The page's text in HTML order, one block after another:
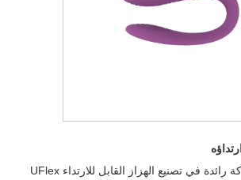
CNT Toys هي شركة رائدة في تصنيع الهزاز القابل للارتداء UFlex